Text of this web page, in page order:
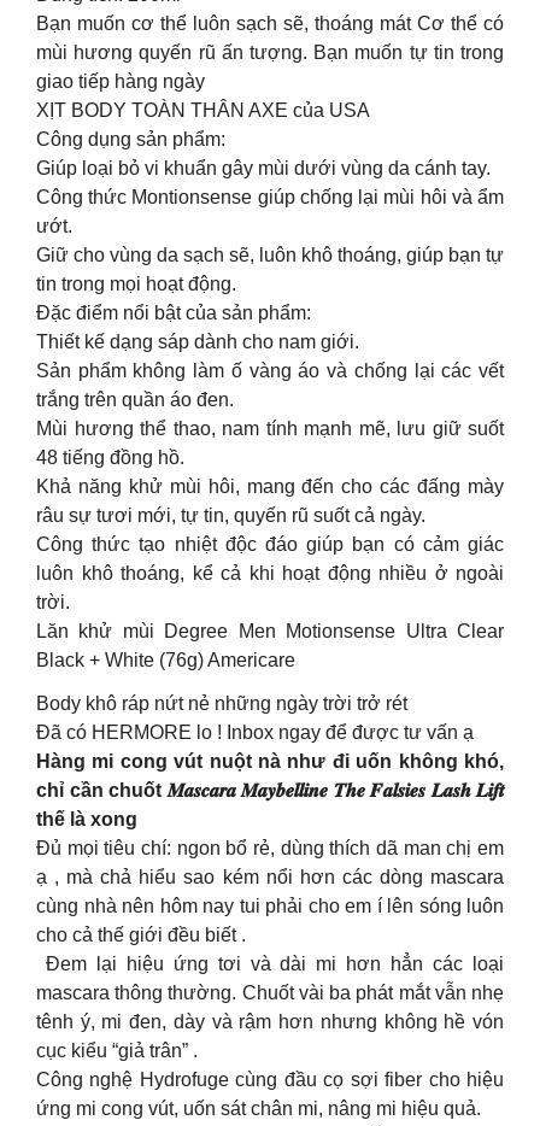
Bạn muốn cơ thể luôn sạch sẽ, thoáng mát Cơ thể có
mùi hương quyến rũ ấn tượng. Bạn muốn tự tin trong
giao tiếp hàng ngày
XỊT BODY TOÀN THÂN AXE của USA
Công dụng sản phẩm:
Giúp loại bỏ vi khuẩn gây mùi dưới vùng da cánh tay.
Công thức Montionsense giúp chống lại mùi hôi và ẩm
ướt.
Giữ cho vùng da sạch sẽ, luôn khô thoáng, giúp bạn tự
tin trong mọi hoạt động.
Đặc điểm nổi bật của sản phẩm:
Thiết kế dạng sáp dành cho nam giới.
Sản phẩm không làm ố vàng áo và chống lại các vết
trắng trên quần áo đen.
Mùi hương thể thao, nam tính mạnh mẽ, lưu giữ suốt
48 tiếng đồng hồ.
Khả năng khử mùi hôi, mang đến cho các đấng mày
râu sự tươi mới, tự tin, quyến rũ suốt cả ngày.
Công thức tạo nhiệt độc đáo giúp bạn có cảm giác
luôn khô thoáng, kể cả khi hoạt động nhiều ở ngoài
trời.
Lăn khử mùi Degree Men Motionsense Ultra Clear
Black + White (76g) Americare
Body khô ráp nứt nẻ những ngày trời trở rét
Đã có HERMORE lo ! Inbox ngay để được tư vấn ạ
Hàng mi cong vút nuột nà như đi uốn không khó,
chỉ cần chuốt 𝑴𝒂𝒔𝒄𝒂𝒓𝒂 𝑴𝒂𝒚𝒃𝒆𝒍𝒍𝒊𝒏𝒆 𝑻𝒉𝒆 𝑭𝒂𝒍𝒔𝒊𝒆𝒔 𝑳𝒂𝒔𝒉 𝑳𝒊𝒇𝒕
thế là xong
Đủ mọi tiêu chí: ngon bổ rẻ, dùng thích dã man chị em
ạ , mà chả hiểu sao kém nổi hơn các dòng mascara
cùng nhà nên hôm nay tui phải cho em í lên sóng luôn
cho cả thế giới đều biết .
︎ Đem lại hiệu ứng tơi và dài mi hơn hẳn các loại
mascara thông thường. Chuốt vài ba phát mắt vẫn nhẹ
tênh ý, mi đen, dày và rậm hơn nhưng không hề vón
cục kiểu “giả trân” .
Công nghệ Hydrofuge cùng đầu cọ sợi fiber cho hiệu
ứng mi cong vút, uốn sát chân mi, nâng mi hiệu quả.